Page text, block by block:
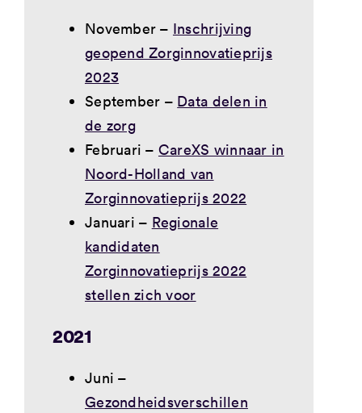
November – Inschrijving
geopend Zorginnovatieprijs
2023
September – Data delen in
de zorg
Februari – CareXS winnaar in
Noord-Holland van
Zorginnovatieprijs 2022
Januari – Regionale
kandidaten
Zorginnovatieprijs 2022
stellen zich voor
2021
Juni –
Gezondheidsverschillen